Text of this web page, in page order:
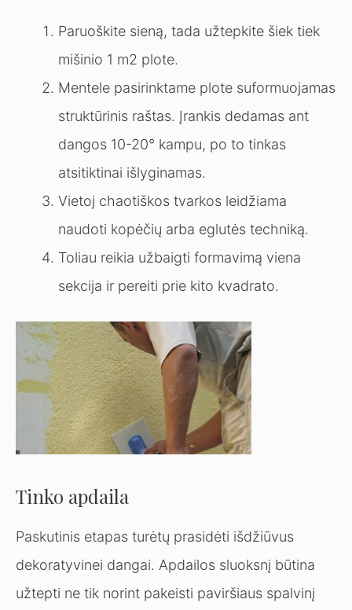
Paruoškite sieną, tada užtepkite šiek tiek
mišinio 1 m2 plote.
Mentele pasirinktame plote suformuojamas
struktūrinis raštas. Įrankis dedamas ant
dangos 10-20° kampu, po to tinkas
atsitiktinai išlyginamas.
Vietoj chaotiškos tvarkos leidžiama
naudoti kopėčių arba eglutės techniką.
Toliau reikia užbaigti formavimą viena
sekcija ir pereiti prie kito kvadrato.
Tinko apdaila
Paskutinis etapas turėtų prasidėti išdžiūvus
dekoratyvinei dangai. Apdailos sluoksnį būtina
užtepti ne tik norint pakeisti paviršiaus spalvinį